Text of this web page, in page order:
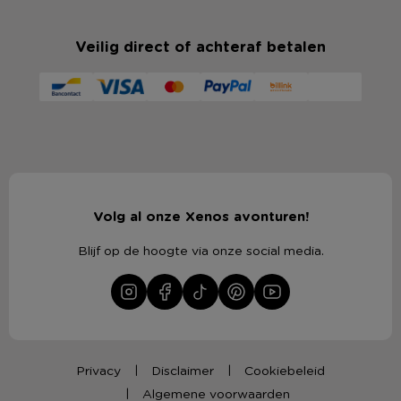
Veilig direct of achteraf betalen
Volg al onze Xenos avonturen!
Blijf op de hoogte via onze social media.
Privacy Disclaimer
Cookiebeleid
Algemene voorwaarden